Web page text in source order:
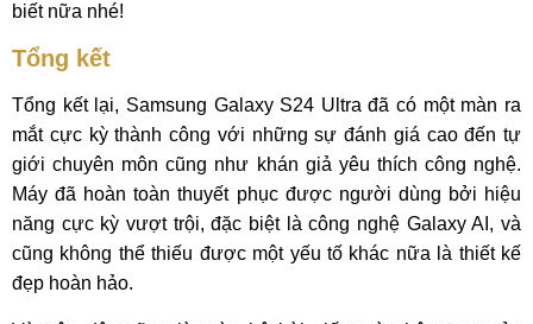
biết nữa nhé!
Tổng kết
Tổng kết lại, Samsung Galaxy S24 Ultra đã có một màn ra
mắt cực kỳ thành công với những sự đánh giá cao đến tự
giới chuyên môn cũng như khán giả yêu thích công nghệ.
Máy đã hoàn toàn thuyết phục được người dùng bởi hiệu
năng cực kỳ vượt trội, đặc biệt là công nghệ Galaxy AI, và
cũng không thể thiếu được một yếu tố khác nữa là thiết kế
đẹp hoàn hảo.